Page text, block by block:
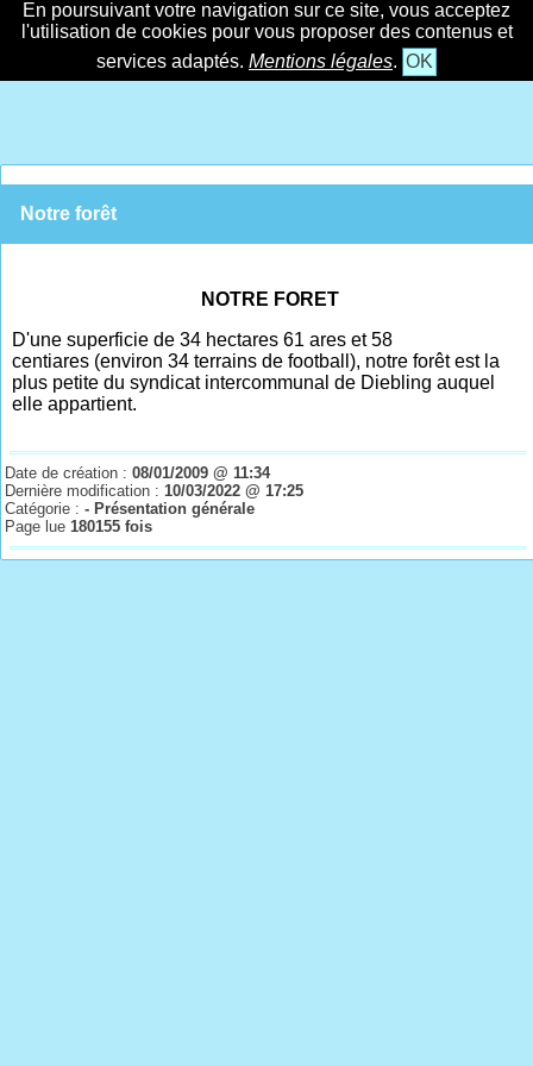
En poursuivant votre navigation sur ce site, vous acceptez
l'utilisation de cookies pour vous proposer des contenus et
services adaptés. Mentions légales. OK
Notre forêt
NOTRE FORET
D'une superficie de 34 hectares 61 ares et 58
centiares (environ 34 terrains de football), notre forêt est la
plus petite du syndicat intercommunal de Diebling auquel
elle appartient.
Date de création :08/01/2009 @ 11:34
Dernière modification :10/03/2022 @ 17:25
Catégorie :- Présentation générale
Page lue180155 fois